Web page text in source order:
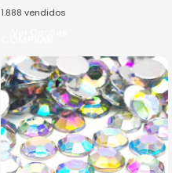
1.888 vendidos